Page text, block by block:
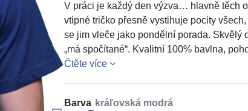
V práci je každý den výzva… hlavně těch
vtipné tričko přesně vystihuje pocity
se jim vleče jako pondělní porada. Skvělý
„má spočítané“. Kvalitní 100% bavlna,
Čtěte více
Barva